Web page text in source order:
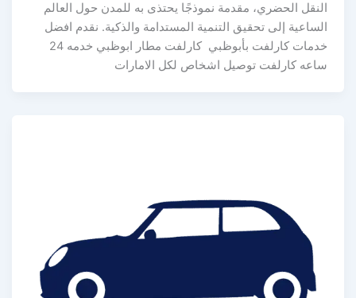
النقل الحضري، مقدمة نموذجًا يحتذى به للمدن حول العالم
الساعية إلى تحقيق التنمية المستدامة والذكية. نقدم افضل
خدمات كارلفت بأبوظبي كارلفت مطار ابوظبي خدمه 24
ساعه كارلفت توصيل اشخاص لكل الامارات